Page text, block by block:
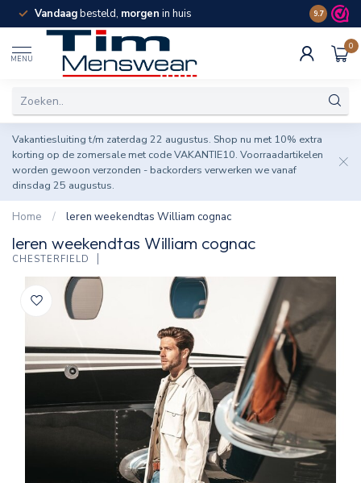
Vandaagbesteld, morgen in huis Spaar
9.7
MENU
0
Vakantiesluiting t/m zaterdag 22 augustus. Shop nu met 10% extra
korting op de zomersale met code VAKANTIE10. Voorraadartikelen
worden gewoon verzonden - backorders verwerken we vanaf
dinsdag 25 augustus.
Home / leren weekendtas William cognac
leren weekendtas William cognac
CHESTERFIELD